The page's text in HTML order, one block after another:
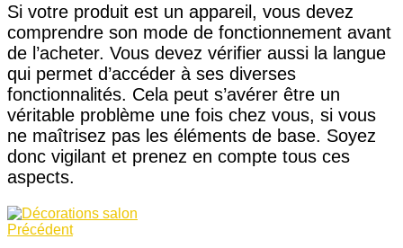
Si votre produit est un appareil, vous devez
comprendre son mode de fonctionnement avant
de l’acheter. Vous devez vérifier aussi la langue
qui permet d’accéder à ses diverses
fonctionnalités. Cela peut s’avérer être un
véritable problème une fois chez vous, si vous
ne maîtrisez pas les éléments de base. Soyez
donc vigilant et prenez en compte tous ces
aspects.
Précédent